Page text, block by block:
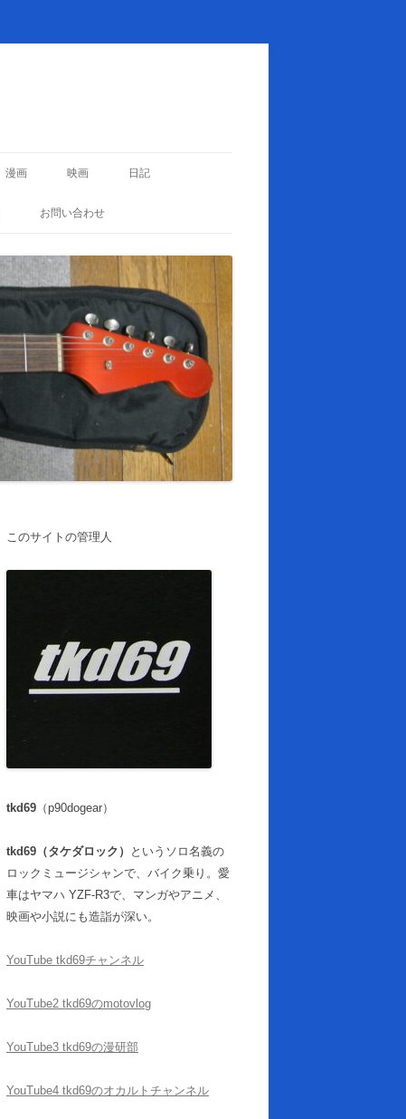
漫画 映画 日記
お問い合わせ
このサイトの管理人
tkd69 （p90dogear）
tkd69（タケダロック）
というソロ名義の
ロックミュージシャンで、バイク乗り。愛
車はヤマハ YZF-R3で、マンガやアニメ、
映画や小説にも造詣が深い。
YouTube tkd69チャンネル
YouTube2 tkd69のmotovlog
YouTube3 tkd69の漫研部
YouTube4 tkd69のオカルトチャンネル